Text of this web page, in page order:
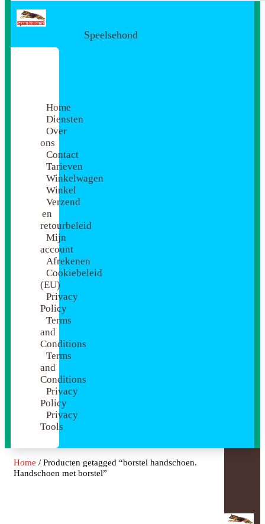
Speelsehond
Home
Diensten
Over
ons
Contact
Tarieven
Winkelwagen
Winkel
Verzend
en
retourbeleid
Mijn
account
Afrekenen
Cookiebeleid
(EU)
Privacy
Policy
Terms
and
Conditions
Terms
and
Conditions
Privacy
Policy
Privacy
Tools
Home / Producten getagged “borstel handschoen.
Handschoen met borstel”